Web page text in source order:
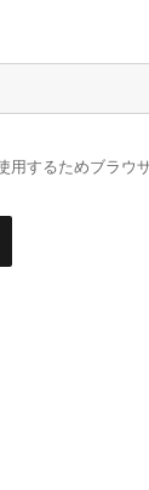
用するためブラウ